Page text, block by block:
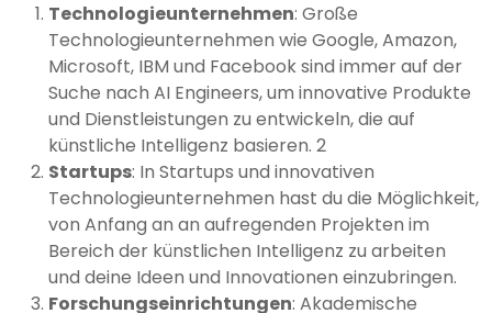
Technologieunternehmen: Große
Technologieunternehmen wie Google, Amazon,
Microsoft, IBM und Facebook sind immer auf der
Suche nach AI Engineers, um innovative Produkte
und Dienstleistungen zu entwickeln, die auf
künstliche Intelligenz basieren. 2
Startups: In Startups und innovativen
Technologieunternehmen hast du die Möglichkeit,
von Anfang an an aufregenden Projekten im
Bereich der künstlichen Intelligenz zu arbeiten
und deine Ideen und Innovationen einzubringen.
Forschungseinrichtungen: Akademische